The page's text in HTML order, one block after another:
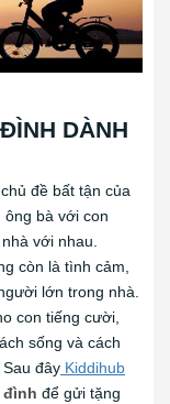
DÀNH
đề bất tận của
bà với con
với nhau.
còn là tình cảm,
lớn trong nhà.
con tiếng cười,
sống và cách
đây Kiddihub
đình để gửi tặng